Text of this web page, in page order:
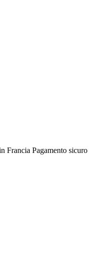
Francia Pagamento sicuro